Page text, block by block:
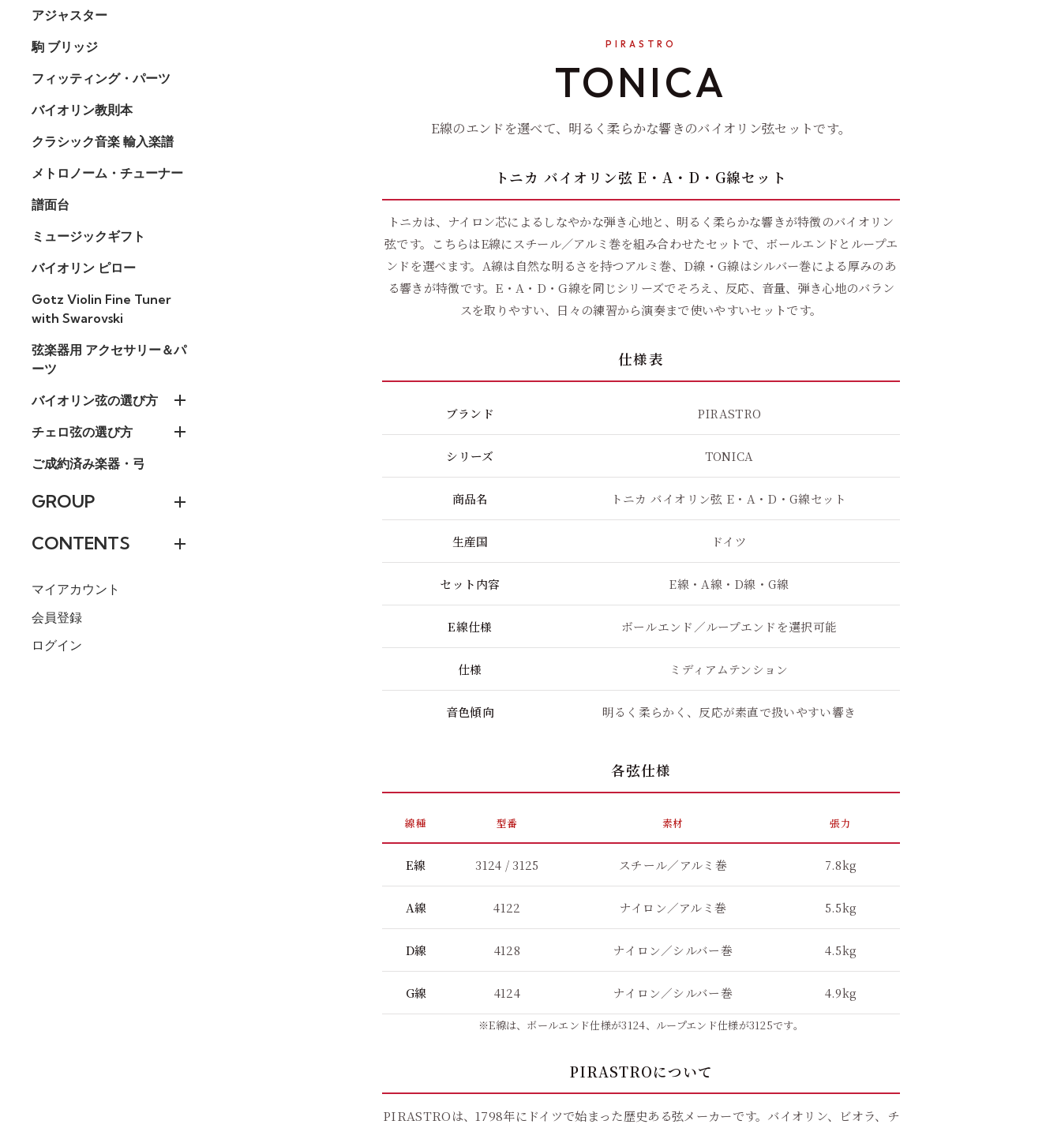
アジャスター
駒 ブリッジ
フィッティング・パーツ
バイオリン教則本
クラシック音楽 輸入楽譜
メトロノーム・チューナー
譜面台
ミュージックギフト
バイオリン ピロー
Gotz Violin Fine Tuner
with Swarovski
弦楽器用 アクセサリー＆パ
ーツ
バイオリン弦の選び方
チェロ弦の選び方
ご成約済み楽器・弓
GROUP
CONTENTS
マイアカウント
会員登録
ログイン
PIRASTRO
TONICA
E線のエンドを選べて、明るく柔らかな響きのバイオリン弦セットです。
トニカ バイオリン弦 E・A・D・G線セット
トニカは、ナイロン芯によるしなやかな弾き心地と、明るく柔らかな響きが特徴のバイオリン
弦です。こちらはE線にスチール／アルミ巻を組み合わせたセットで、ボールエンドとループエ
ンドを選べます。A線は自然な明るさを持つアルミ巻、D線・G線はシルバー巻による厚みのあ
る響きが特徴です。E・A・D・G線を同じシリーズでそろえ、反応、音量、弾き心地のバラン
スを取りやすい、日々の練習から演奏まで使いやすいセットです。
仕様表
ブランド PIRASTRO
シリーズ TONICA
商品名 トニカ バイオリン弦 E・A・D・G線セット
生産国 ドイツ
セット内容 E線・A線・D線・G線
E線仕様 ボールエンド／ループエンドを選択可能
仕様 ミディアムテンション
音色傾向 明るく柔らかく、反応が素直で扱いやすい響き
各弦仕様
線種 型番 素材 張力
E線 3124 / 3125 スチール／アルミ巻 7.8kg
A線 4122 ナイロン／アルミ巻 5.5kg
D線 4128 ナイロン／シルバー巻 4.5kg
G線 4124 ナイロン／シルバー巻 4.9kg
※E線は、ボールエンド仕様が3124、ループエンド仕様が3125です。
PIRASTROについて
PIRASTROは、1798年にドイツで始まった歴史ある弦メーカーです。バイオリン、ビオラ、チ